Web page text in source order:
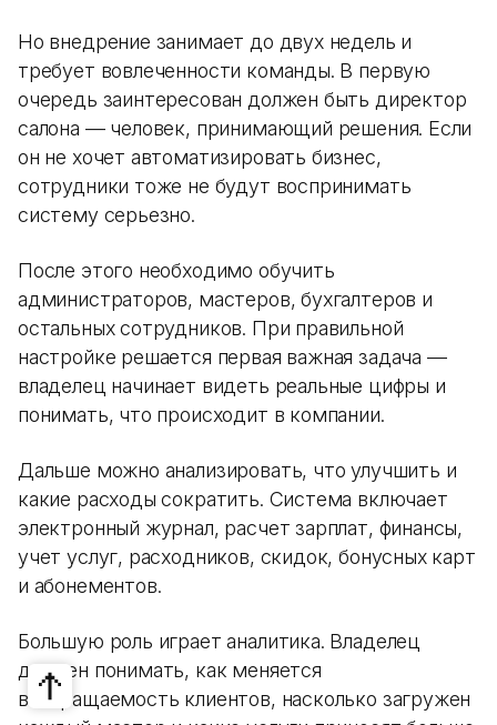
Но внедрение занимает до двух недель и
требует вовлеченности команды. В первую
очередь заинтересован должен быть директор
салона — человек, принимающий решения. Если
он не хочет автоматизировать бизнес,
сотрудники тоже не будут воспринимать
систему серьезно.
После этого необходимо обучить
администраторов, мастеров, бухгалтеров и
остальных сотрудников. При правильной
настройке решается первая важная задача —
владелец начинает видеть реальные цифры и
понимать, что происходит в компании.
Дальше можно анализировать, что улучшить и
какие расходы сократить. Система включает
электронный журнал, расчет зарплат, финансы,
учет услуг, расходников, скидок, бонусных карт
и абонементов.
Большую роль играет аналитика. Владелец
должен понимать, как меняется
возвращаемость клиентов, насколько загружен